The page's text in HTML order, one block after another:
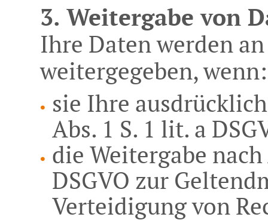
3. Weitergabe von
Ihre Daten werden
weitergegeben, wenn:
sie Ihre
Abs. 1 S. 1 lit. a
die Weitergabe
DSGVO zur
Verteidigung von